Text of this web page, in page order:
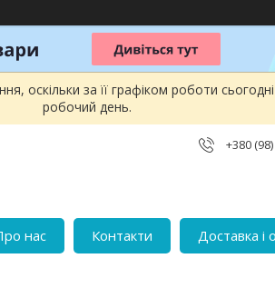
оскільки за її графіком роботи
робочий день.
+380
нас Контакти Доставка і